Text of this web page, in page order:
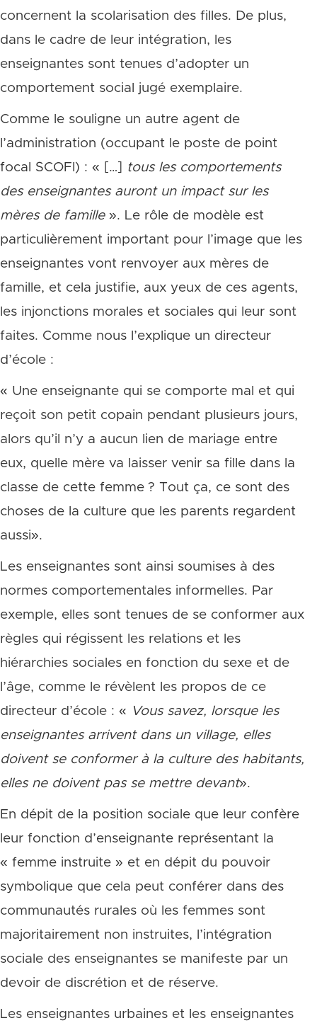
concernent la scolarisation des filles. De plus,
dans le cadre de leur intégration, les
enseignantes sont tenues d’adopter un
comportement social jugé exemplaire.
Comme le souligne un autre agent de
l’administration (occupant le poste de point
focal SCOFI) : « […]
tous les comportements
des enseignantes auront un impact sur les
mères de famille». Le rôle de modèle est
particulièrement important pour l’image que les
enseignantes vont renvoyer aux mères de
famille, et cela justifie, aux yeux de ces agents,
les injonctions morales et sociales qui leur sont
faites. Comme nous l’explique un directeur
d’école :
« Une enseignante qui se comporte mal et qui
reçoit son petit copain pendant plusieurs jours,
alors qu’il n’y a aucun lien de mariage entre
eux, quelle mère va laisser venir sa fille dans la
classe de cette femme ? Tout ça, ce sont des
choses de la culture que les parents regardent
aussi».
Les enseignantes sont ainsi soumises à des
normes comportementales informelles. Par
exemple, elles sont tenues de se conformer aux
règles qui régissent les relations et les
hiérarchies sociales en fonction du sexe et de
l’âge, comme le révèlent les propos de ce
directeur d’école : « Vous savez, lorsque les
enseignantes arrivent dans un village, elles
doivent se conformer à la culture des habitants,
elles ne doivent pas se mettre devant».
En dépit de la position sociale que leur confère
leur fonction d’enseignante représentant la
« femme instruite » et en dépit du pouvoir
symbolique que cela peut conférer dans des
communautés rurales où les femmes sont
majoritairement non instruites, l’intégration
sociale des enseignantes se manifeste par un
devoir de discrétion et de réserve.
Les enseignantes urbaines et les enseignantes